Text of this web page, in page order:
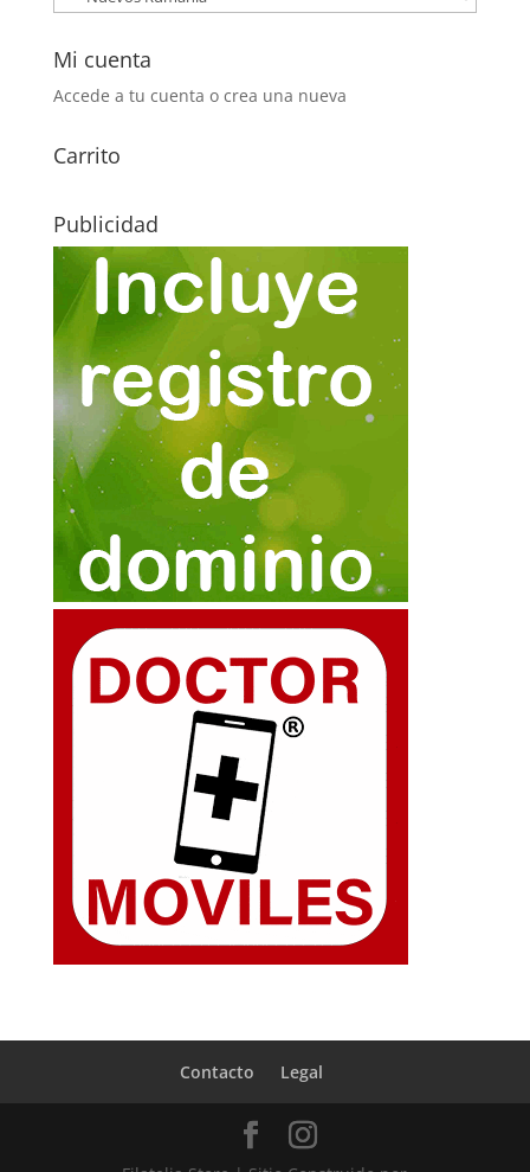
Mi cuenta
Accede a tu cuenta o crea una nueva
Carrito
Publicidad
Contacto Legal